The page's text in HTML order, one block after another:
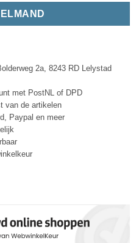
2a, 8243 RD Lelystad
met PostNL of DPD
van de artikelen
Paypal en meer